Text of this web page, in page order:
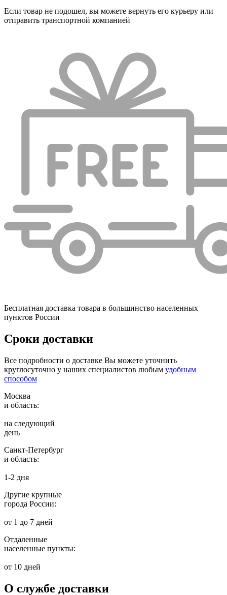
Если товар не подошел, вы можете вернуть его курьеру или
отправить транспортной компанией
Бесплатная доставка товара в большинство населенных
пунктов России
Сроки доставки
Все подробности о доставке Вы можете уточнить
круглосуточно у наших специалистов любым удобным
способом
Москва
и область:
на следующий
день
Санкт-Петербург
и область:
1-2 дня
Другие крупные
города России:
от 1 до 7 дней
Отдаленные
населенные пункты:
от 10 дней
О службе доставки